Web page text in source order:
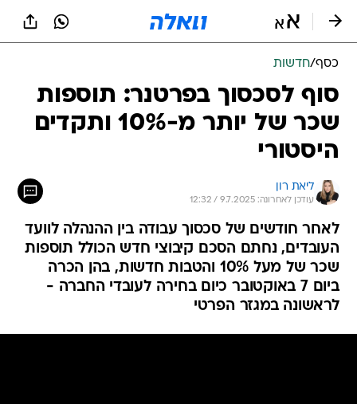
כסף/חדשות
סוף לסכסוך בפרטנר: תוספות
שכר של יותר מ-10% ותקדים
היסטורי
ליאת רון
עודכן לאחרונה: 9.7.2025 / 12:32
לאחר חודשים של סכסוך עבודה בין ההנהלה לוועד
העובדים, נחתם הסכם קיבוצי חדש הכולל תוספות
שכר של מעל 10% והטבות חדשות, בהן הכרה
ביום 7 באוקטובר כיום בחירה לעובדי החברה -
לראשונה במגזר הפרטי